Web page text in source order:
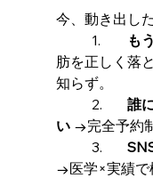
今、動き出し
も
肪を正しく落
知らず。
誰
い →完全予約
→医学×実績で